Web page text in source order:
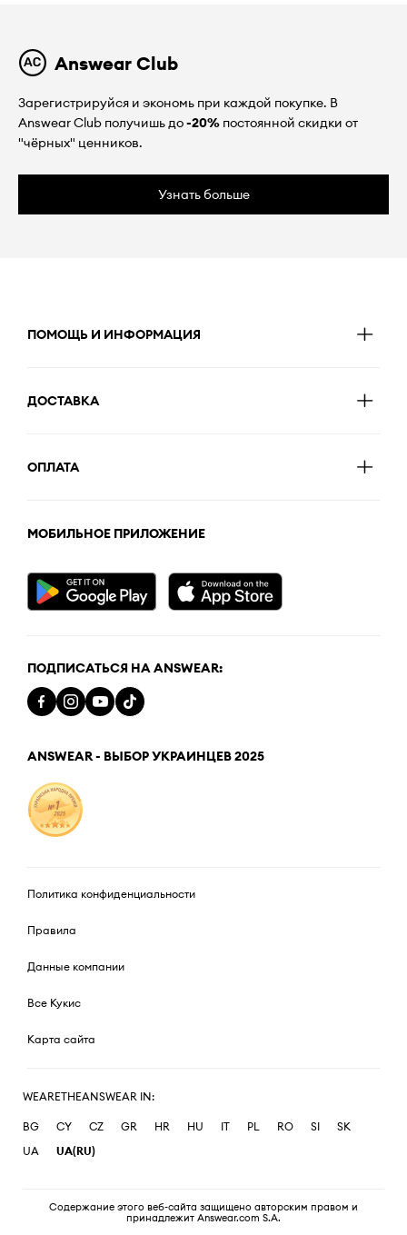
Answear Club
Зарегистрируйся и экономь при каждой покупке. В
Answear Club получишь до-20% постоянной скидки от
"чёрных" ценников.
Узнать больше
ПОМОЩЬ И ИНФОРМАЦИЯ
ДОСТАВКА
ОПЛАТА
МОБИЛЬНОЕ ПРИЛОЖЕНИЕ
ПОДПИСАТЬСЯ НА ANSWEAR:
ANSWEAR - ВЫБОР УКРАИНЦЕВ 2025
Политика конфиденциальности
Правила
Данные компании
Все Кукис
Карта сайта
WEARETHEANSWEAR IN:
BG CY CZ GR HR HU IT PL RO SI
SK
UA
UA(RU)
Содержание этого веб-сайта защищено авторским правом и
принадлежит Answear.com S.A.